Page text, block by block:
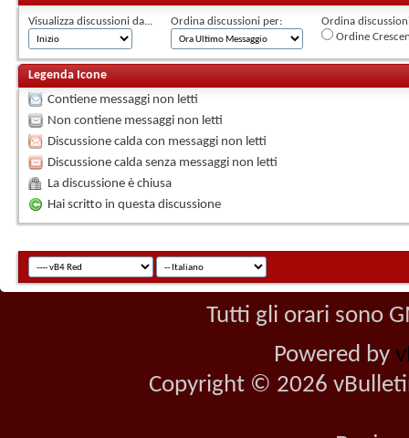
Visualizza discussioni da... Ordina discussioni per:
Ordina
Ordine
Legenda Icone
Contiene messaggi non letti
Non contiene messaggi non letti
Discussione calda con messaggi non letti
Discussione calda senza messaggi non letti
La discussione è chiusa
Hai scritto in questa discussione
Tutti gli orari sono
Powered by
Copyright © 2026